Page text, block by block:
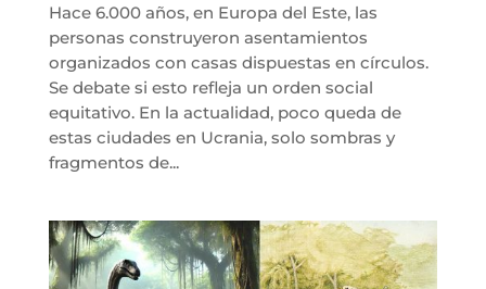
Hace 6.000 años, en Europa del Este, las
personas construyeron asentamientos
organizados con casas dispuestas en círculos.
Se debate si esto refleja un orden social
equitativo. En la actualidad, poco queda de
estas ciudades en Ucrania, solo sombras y
fragmentos de...